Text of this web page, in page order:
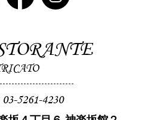
5261-4230